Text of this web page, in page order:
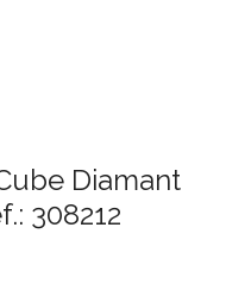
Diamant
308212